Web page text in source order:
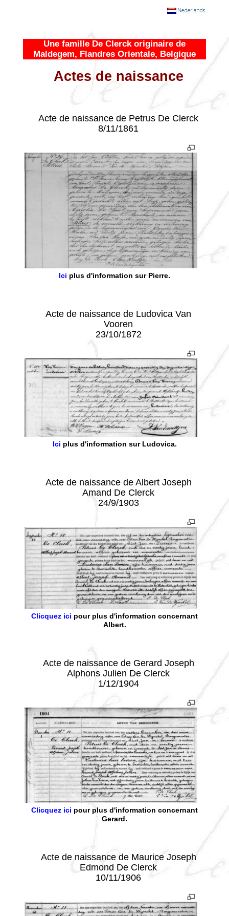
Une famille De Clerck originaire de
Maldegem, Flandres Orientale, Belgique
Actes de naissance
Acte de naissance de Petrus De Clerck
8/11/1861
Ici plus d'information sur Pierre.
Acte de naissance de Ludovica Van
Vooren
23/10/1872
Ici plus d'information sur Ludovica.
Acte de naissance de Albert Joseph
Amand De Clerck
24/9/1903
Clicquez ici pour plus d'information concernant
Albert.
Acte de naissance de Gerard Joseph
Alphons Julien De Clerck
1/12/1904
Clicquez ici pour plus d'information concernant
Gerard.
Acte de naissance de Maurice Joseph
Edmond De Clerck
10/11/1906